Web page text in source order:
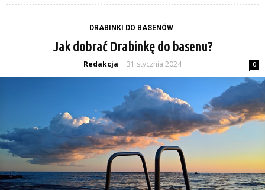
DRABINKI DO BASENÓW
Jak dobrać Drabinkę do basenu?
Redakcja - 31 stycznia 2024 0